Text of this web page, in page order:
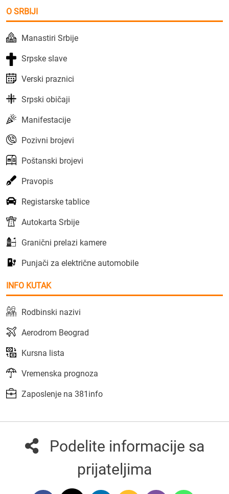
O SRBIJI
Manastiri Srbije
Srpske slave
Verski praznici
Srpski običaji
Manifestacije
Pozivni brojevi
Poštanski brojevi
Pravopis
Registarske tablice
Autokarta Srbije
Granični prelazi kamere
Punjači za električne automobile
INFO KUTAK
Rodbinski nazivi
Aerodrom Beograd
Kursna lista
Vremenska prognoza
Zaposlenje na 381info
Podelite informacije sa
prijateljima